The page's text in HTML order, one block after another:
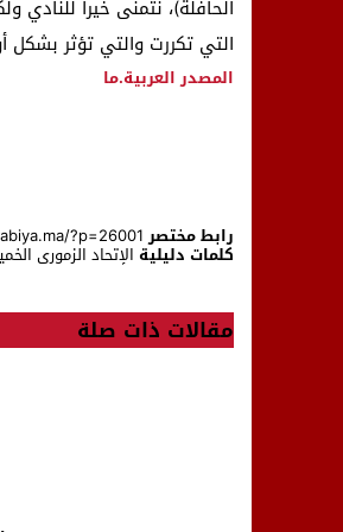
الحافلة)، نتمنى خيرا
التي تكررت والتي تؤثر بشكل
المصدر العربية.ما
رابط مختصر
كلمات دليلية الإتحاد الزموري
مقالات ذات صلة